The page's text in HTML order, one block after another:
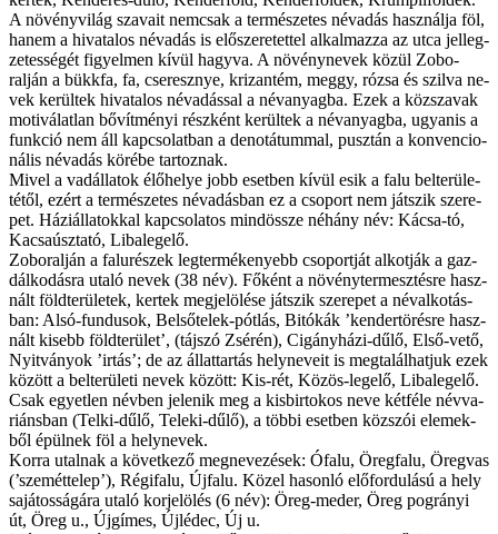
A nö­vény­vi­lág sza­va­it nem­csak a ter­mé­sze­tes név­adás hasz­nál­ja föl,
ha­nem a hi­va­ta­los név­adás is elő­sze­re­tet­tel al­kal­maz­za az ut­ca jel­leg­
ze­tes­sé­gét fi­gyel­men kí­vül hagy­va. A nö­vény­ne­vek kö­zül Zob­o­
ralján a bükk­fa, fa, cse­resz­nye, kri­zan­tém, meg­gy, ró­zsa és szil­va ne­
vek ke­rül­tek hi­va­ta­los név­adás­sal a név­anyag­ba. Ezek a köz­sza­vak
mo­ti­vá­lat­lan bő­vít­mé­nyi rész­ként ke­rül­tek a név­anyag­ba, ugyan­is a
funk­ció nem áll kap­cso­lat­ban a denotá­tum­mal, pusz­tán a kon­ven­ci­o­
ná­lis név­adás kö­ré­be tar­toz­nak.
Mi­vel a vad­ál­lat­ok élő­he­lye jobb eset­ben kí­vül esik a fa­lu bel­te­rü­le­
té­től, ezért a ter­mé­sze­tes név­adás­ban ez a cso­port nem ját­szik sze­re­
pet. Há­zi­ál­lat­ok­kal kap­cso­la­tos mind­ös­­sze né­hány név: Kác­sa-tó,
Ka­csa­úsz­ta­tó, Li­ba­le­ge­lő.
Zob­o­ralján a fa­lu­ré­szek leg­ter­mé­ke­nyebb cso­port­ját al­kot­ják a gaz­
dál­ko­dás­ra uta­ló ne­vek (38 név). Fő­ként a nö­vény­ter­mesz­tés­re hasz­
nált föld­te­rü­le­tek, ker­tek meg­je­lö­lé­se ját­szik sze­re­pet a név­al­ko­tás­
ban: Al­só-fun­du­sok, Bel­ső­te­lek-pót­lás, Bitókák ’kendertörésre hasz­
nált ki­sebb föld­te­rü­let’, (táj­szó Zsérén), Ci­gány­há­zi-dű­lő, El­ső-ve­tő,
Nyitványok ’irtás’; de az ál­lat­tar­tás hely­ne­ve­it is meg­ta­lál­hat­juk ezek
kö­zött a bel­te­rü­le­ti ne­vek kö­zött: Kis-rét, Kö­zös-le­ge­lő, Li­ba­le­ge­lő.
Csak egyet­len név­ben je­le­nik meg a kis­bir­to­kos ne­ve két­fé­le név­va­
ri­áns­ban (Tel­ki-dű­lő, Te­le­ki-dű­lő), a töb­bi eset­ben köz­szói ele­mek­
ből épül­nek föl a hely­ne­vek.
Kor­ra utal­nak a kö­vet­ke­ző meg­ne­ve­zé­sek: Ófalu, Öreg­fa­lu, Öreg­vas
(’szemét­telep’), Régi­falu, Új­fa­lu. Kö­zel ha­son­ló elő­for­du­lá­sú a hely
sa­já­tos­sá­gá­ra uta­ló kor­je­lö­lés (6 név): Öreg-me­der, Öreg pogrányi
út, Öreg u., Új­gí­mes, Újlédec, Új u.